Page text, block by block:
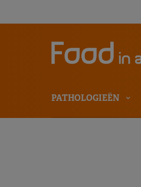
PATHOLOGIEËN